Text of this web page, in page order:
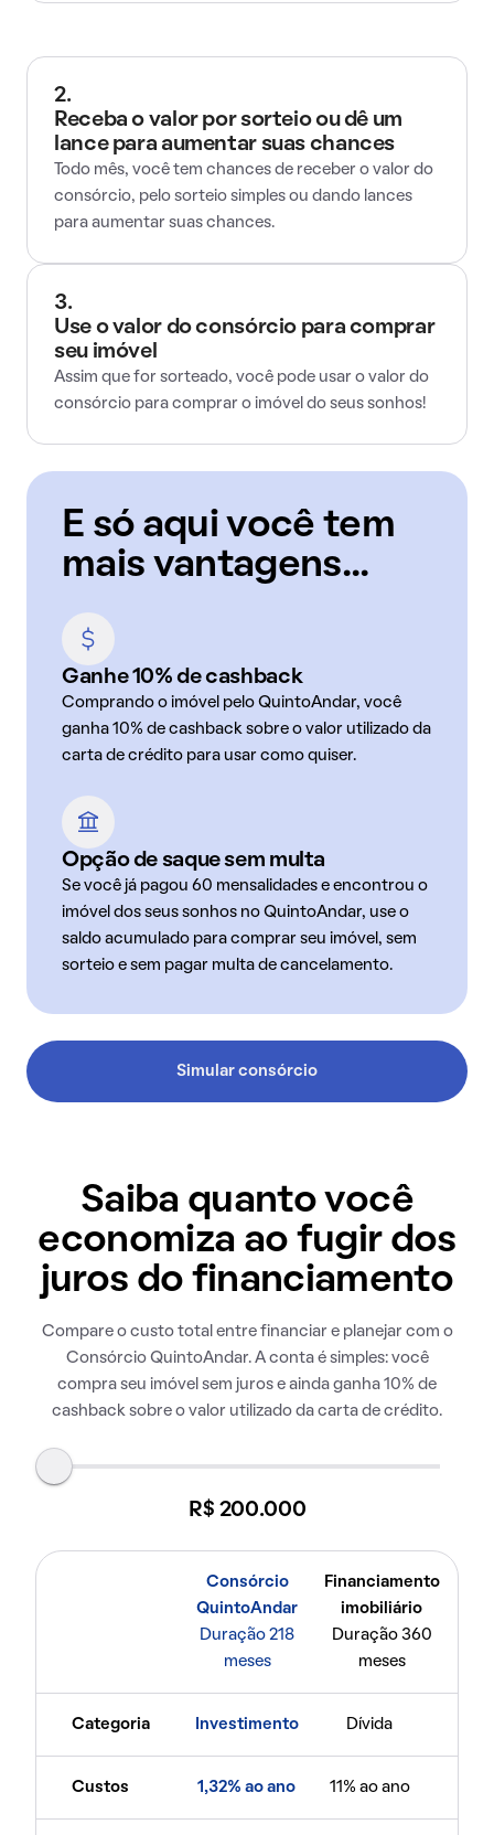
2.
Receba o valor por sorteio ou dê um
lance para aumentar suas chances
Todo mês, você tem chances de receber o valor do
consórcio, pelo sorteio simples ou dando lances
para aumentar suas chances.
3.
Use o valor do consórcio para comprar
seu imóvel
Assim que for sorteado, você pode usar o valor do
consórcio para comprar o imóvel do seus sonhos!
E só aqui você tem
mais vantagens...
Ganhe 10% de cashback
Comprando o imóvel pelo QuintoAndar, você
ganha 10% de cashback sobre o valor utilizado da
carta de crédito para usar como quiser.
Opção de saque sem multa
Se você já pagou 60 mensalidades e encontrou o
imóvel dos seus sonhos no QuintoAndar, use o
saldo acumulado para comprar seu imóvel, sem
sorteio e sem pagar multa de cancelamento.
Simular consórcio
Saiba quanto você
economiza ao fugir dos
juros do financiamento
Compare o custo total entre financiar e planejar com o
Consórcio QuintoAndar. A conta é simples: você
compra seu imóvel sem juros e ainda ganha 10% de
cashback sobre o valor utilizado da carta de crédito.
R$ 200.000
Consórcio
QuintoAndar
Duração 218
meses
Financiamento
imobiliário
Duração 360
meses
Categoria Investimento Dívida
Custos 1,32% ao ano 11% ao ano